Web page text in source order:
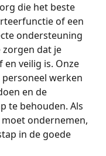
die het beste
of een
ondersteuning
dat je
veilig is. Onze
werken
en de
te behouden. Als
ondernemen,
in de goede